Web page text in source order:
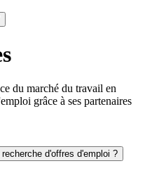
du marché du travail en
grâce à ses partenaires
d'offres d'emploi ?